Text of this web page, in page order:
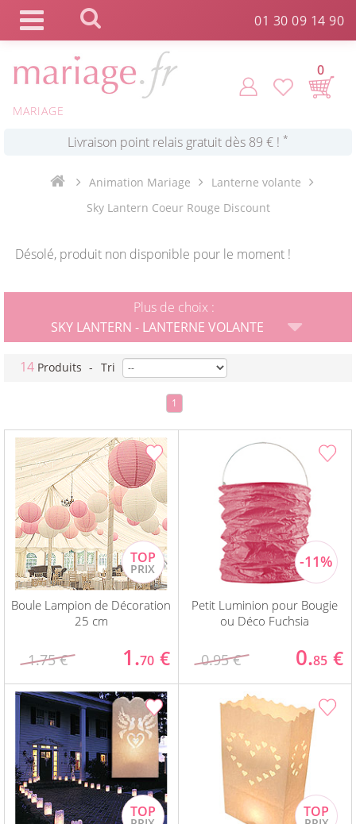
01 30 09 14 90
MARIAGE
0
Commande expédiée en 24h !
Livraison point relais gratuit dès 89 € !
Animation Mariage
Lanterne volante
Sky Lantern Coeur Rouge Discount
Désolé, produit non disponible pour le moment !
Plus de choix :
SKY LANTERN - LANTERNE VOLANTE
14 Produits - Tri
1
Boule Lampion de Décoration
25 cm
1.75 € 1.70 €
Petit Luminion pour Bougie
ou Déco Fuchsia
0.95 € 0.85 €
Panneau de gestion des cookies